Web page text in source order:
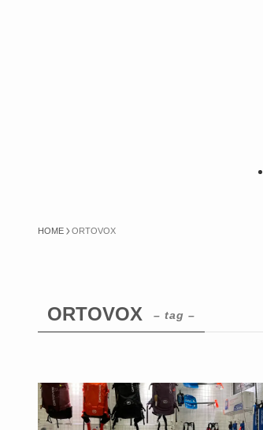
HOME ORTOVOX
ORTOVOX – tag –